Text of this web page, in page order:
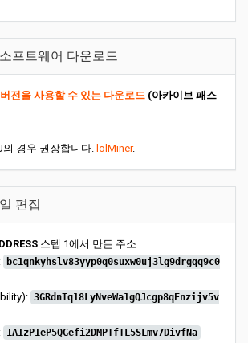
프트웨어 다운로드
전을 사용할 수 있는 다운로드 (아카이브 패스
의 경우 권장합니다. lolMiner.
편집
스텝 1에서 만든 주소.
bc1qnkyhslv83yyp0q0suxw0uj3lg9drgqq9c0
3GRdnTq18LyNveWa1gQJcgp8qEnzijv5v
1A1zP1eP5QGefi2DMPTfTL5SLmv7DivfNa